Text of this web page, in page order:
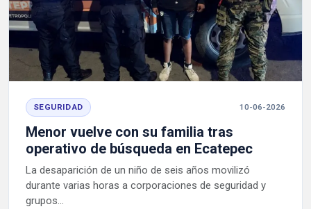
SEGURIDAD 10-06-2026
Menor vuelve con su familia tras
operativo de búsqueda en Ecatepec
La desaparición de un niño de seis años movilizó
durante varias horas a corporaciones de seguridad y
grupos...